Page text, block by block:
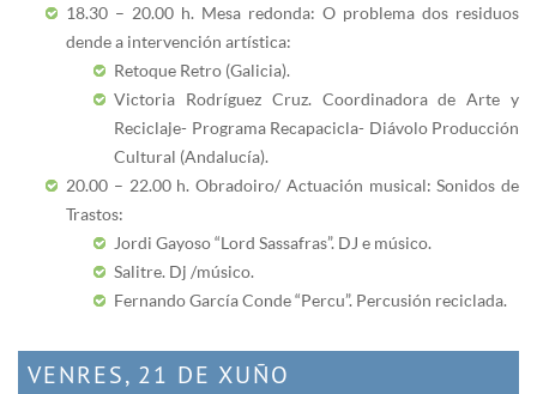
18.30 – 20.00 h. Mesa redonda: O problema dos residuos
dende a intervención artística:
Retoque Retro (Galicia).
Victoria Rodríguez Cruz. Coordinadora de Arte y
Reciclaje- Programa Recapacicla- Diávolo Producción
Cultural (Andalucía).
20.00 – 22.00 h. Obradoiro/ Actuación musical: Sonidos de
Trastos:
Jordi Gayoso “Lord Sassafras”. DJ e músico.
Salitre. Dj /músico.
Fernando García Conde “Percu”. Percusión reciclada.
VENRES, 21 DE XUÑO